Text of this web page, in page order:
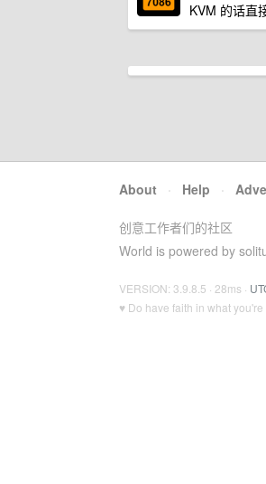
KVM 的话直
About · Help ·
创意工作者们的社区
World is powered by
VERSION: 3.9.8.5 · 28ms ·
♥ Do have faith in what you're